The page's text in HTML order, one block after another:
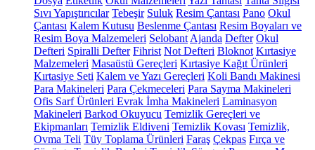
Sıvı Yapıştırıcılar Tebeşir Suluk Resim Çantası Pano Okul
Çantası Kalem Kutusu Beslenme Çantası Resim Boyaları ve
Resim Boya Malzemeleri Selobant Ajanda Defter Okul
Defteri Spiralli Defter Fihrist Not Defteri Bloknot Kırtasiye
Malzemeleri Masaüstü Gereçleri Kırtasiye Kağıt Ürünleri
Kırtasiye Seti Kalem ve Yazı Gereçleri Koli Bandı Makinesi
Para Makineleri Para Çekmeceleri Para Sayma Makineleri
Ofis Sarf Ürünleri Evrak İmha Makineleri Laminasyon
Makineleri Barkod Okuyucu Temizlik Gereçleri ve
Ekipmanları Temizlik Eldiveni Temizlik Kovası Temizlik,
Ovma Teli Tüy Toplama Ürünleri Faraş Çekpas Fırça ve